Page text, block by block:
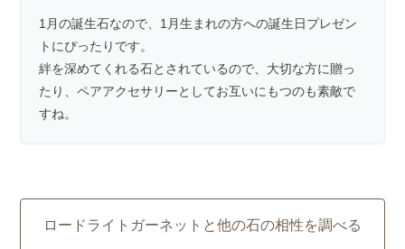
1月の誕生石なので、1月生まれの方への誕生日プレゼン
トにぴったりです。
絆を深めてくれる石とされているので、大切な方に贈っ
たり、ペアアクセサリーとしてお互いにもつのも素敵で
すね。
ロードライトガーネットと他の石の相性を調べる